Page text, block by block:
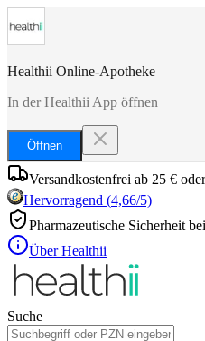
Healthii Online-Apotheke
In der Healthii App öffnen
Öffnen
Versandkostenfrei ab 25 €
Hervorragend (4,66/5)
Pharmazeutische Sicherheit
Über Healthii
Suche